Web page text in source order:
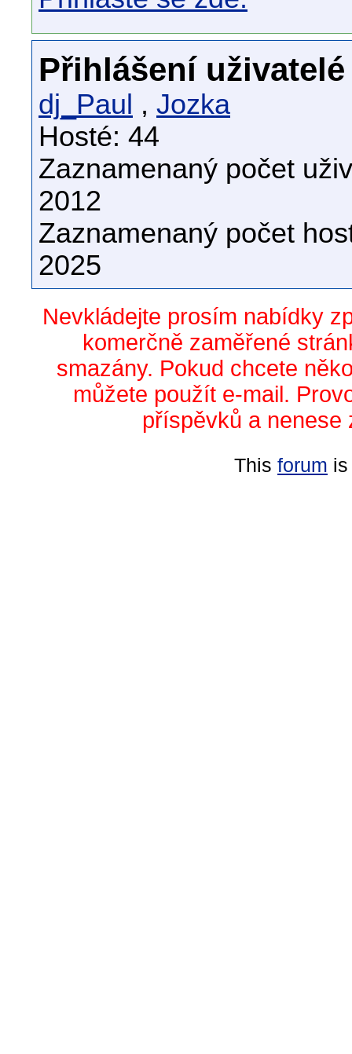
Přihlášení uživatelé
dj_Paul , Jozka
Hosté: 44
Zaznamenaný počet
2012
Zaznamenaný počet
2025
Nevkládejte prosím nabídky
komerčně zaměřené
smazány. Pokud chcete
můžete použít e-mail.
příspěvků a nenese
This forum